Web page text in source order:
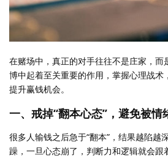
在赌场中，真正的对手往往不是庄家，而
博中起着至关重要的作用，掌握心理战术
提升赢钱机会。
一、戒掉“翻本心态”，避免被情
很多人输钱之后急于“翻本”，结果越陷越
躁，一旦心态崩了，判断力和逻辑就会跟